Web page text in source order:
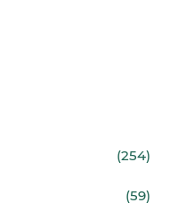
(254)
(59)